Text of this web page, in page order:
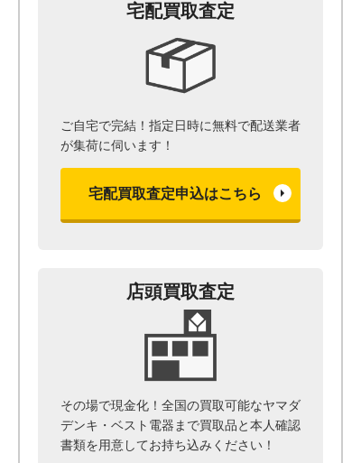
宅配買取査定
ご自宅で完結！指定日時に無料で配送業者
が集荷に伺います！
宅配買取査定申込はこちら
店頭買取査定
その場で現金化！全国の買取可能なヤマダ
デンキ・ベスト電器まで買取品と本人確認
書類を用意してお持ち込みください！